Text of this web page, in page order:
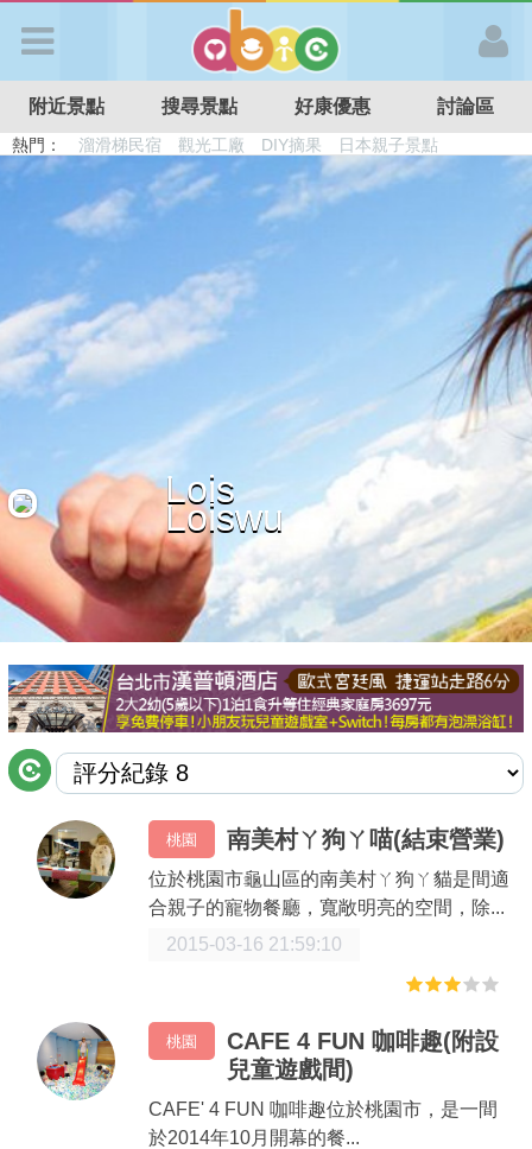
APP登入
首 頁
搜尋景點
好康優惠
最新留言
商家合作
推薦景點
討論區
聯絡我們
APP下載
附近景點 搜尋景點 好康優惠 討論區
熱門： 溜滑梯民宿 觀光工廠 DIY摘果
日本親子景點
特色遊戲場
親子住房優惠 台北親子餐廳 溫泉泡湯SPA
Lois
Loiswu
桃園 南美村ㄚ狗ㄚ喵(結束營業)
位於桃園市龜山區的南美村ㄚ狗ㄚ貓是間適
合親子的寵物餐廳，寬敞明亮的空間，除...
2015-03-16 21:59:10
桃園
CAFE 4 FUN 咖啡趣(附設
兒童遊戲間)
CAFE' 4 FUN 咖啡趣位於桃園市，是一間
於2014年10月開幕的餐...